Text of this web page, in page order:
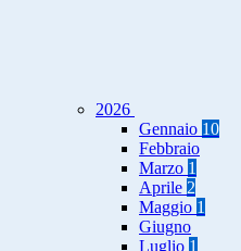
2026
Gennaio 10
Febbraio
Marzo 1
Aprile 2
Maggio 1
Giugno
Luglio 1